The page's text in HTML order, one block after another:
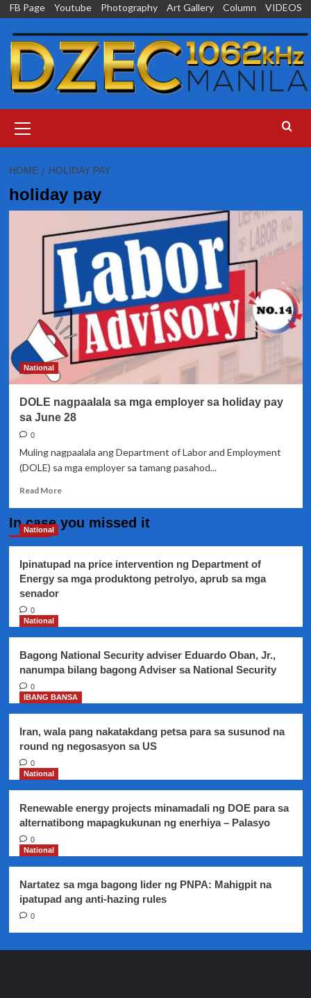
Skip
content
FB Page Youtube Photography Art Gallery Column VIDEOS
Menu
HOME HOLIDAY PAY
holiday pay
National
DOLE nagpaalala sa mga employer sa holiday pay
sa June 28
0
Muling nagpaalala ang Department of Labor and Employment
(DOLE) sa mga employer sa tamang pasahod...
Read MoreRead
DOLE
mga
employer
28
In case you missed it
National
Ipinatupad na price intervention ng Department of
Energy sa mga produktong petrolyo, aprub sa mga
senador
0
National
Bagong National Security adviser Eduardo Oban, Jr.,
nanumpa bilang bagong Adviser sa National Security
0
IBANG BANSA
Iran, wala pang nakatakdang petsa para sa susunod na
round ng negosasyon sa US
0
National
Renewable energy projects minamadali ng DOE para sa
alternatibong mapagkukunan ng enerhiya – Palasyo
0
National
Nartatez sa mga bagong lider ng PNPA: Mahigpit na
ipatupad ang anti-hazing rules
0